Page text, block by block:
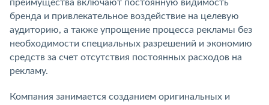
преимущества включают постоянную видимость
бренда и привлекательное воздействие на целевую
аудиторию, а также упрощение процесса рекламы без
необходимости специальных разрешений и экономию
средств за счет отсутствия постоянных расходов на
рекламу.
Компания занимается созданием оригинальных и